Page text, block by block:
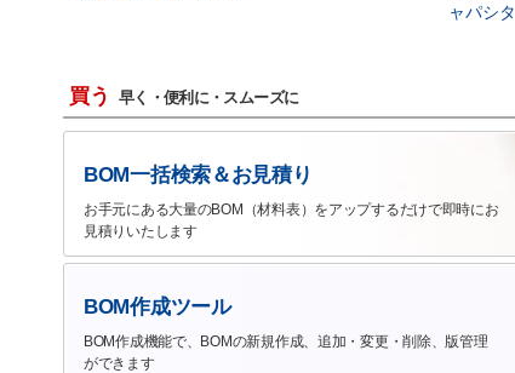
ャパシタ
買う 早く・便利に・スムーズに
BOM一括検索＆お見積り
お手元にある大量のBOM（材料表）をアップするだけで即時にお
見積りいたします
BOM作成ツール
BOM作成機能で、BOMの新規作成、追加・変更・削除、版管理
ができます